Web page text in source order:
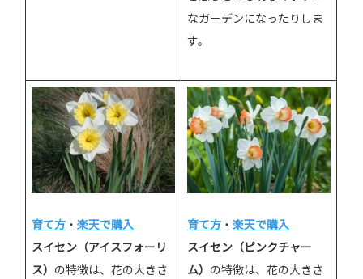
なガーデンになったりしま
す。
育て方 ・楽天で購入
スイセン（アイスフォーリ
ス） の特徴は、花の大きさ
育て方 ・楽天で購入
スイセン（ピンクチャー
ム） の特徴は、花の大きさ